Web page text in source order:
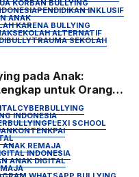
KORBAN BULLYING
PENDIDIKAN INKLUSIF
ANAK
KARENA BULLYING
SEKOLAH ALTERNATIF
TRAUMA SEKOLAH
pada Anak:
untuk Orang
2026
CYBERBULLYING
INDONESIA
FLEXI SCHOOL
KPAI
ANAK REMAJA
INDONESIA
ANAK DIGITAL